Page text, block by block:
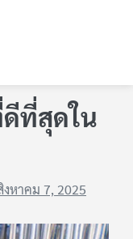
ที่สุดใน
งหาคม 7, 2025